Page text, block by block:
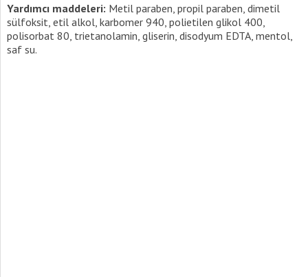
Yardımcı maddeleri: Metil paraben, propil paraben, dimetil
sülfoksit, etil alkol, karbomer 940, polietilen glikol 400,
polisorbat 80, trietanolamin, gliserin, disodyum EDTA, mentol,
saf su.